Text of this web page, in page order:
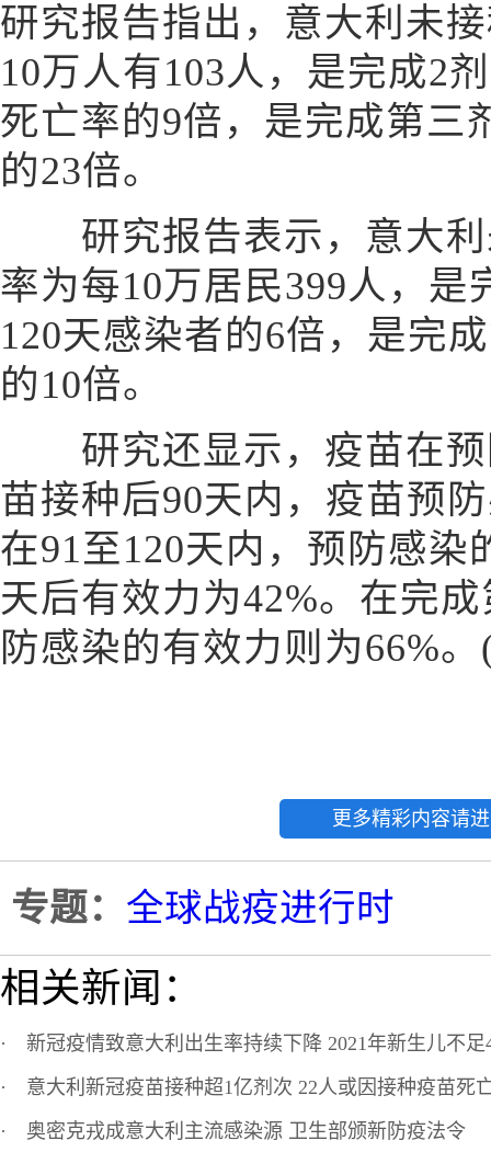
研究报告指出，意大利未
10万人有103人，是完成2
死亡率的9倍，是完成第三
的23倍。
研究报告表示，意大利
率为每10万居民399人，是
120天感染者的6倍，是完
的10倍。
研究还显示，疫苗在预
苗接种后90天内，疫苗预
在91至120天内，预防感染
天后有效力为42%。在完
防感染的有效力则为66%
更多精彩内容请
专题： 全球战疫进行时
相关新闻：
· 新冠疫情致意大利出生率持续下降 2021年新生儿不足
· 意大利新冠疫苗接种超1亿剂次 22人或因接种疫苗死
· 奥密克戎成意大利主流感染源 卫生部颁新防疫法令